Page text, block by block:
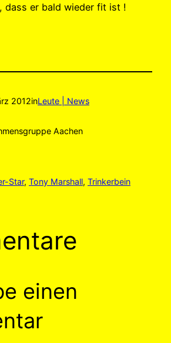
dass er bald wieder fit ist !
2012inLeute | News
Aachen
Star, Tony Marshall, Trinkerbein
einen